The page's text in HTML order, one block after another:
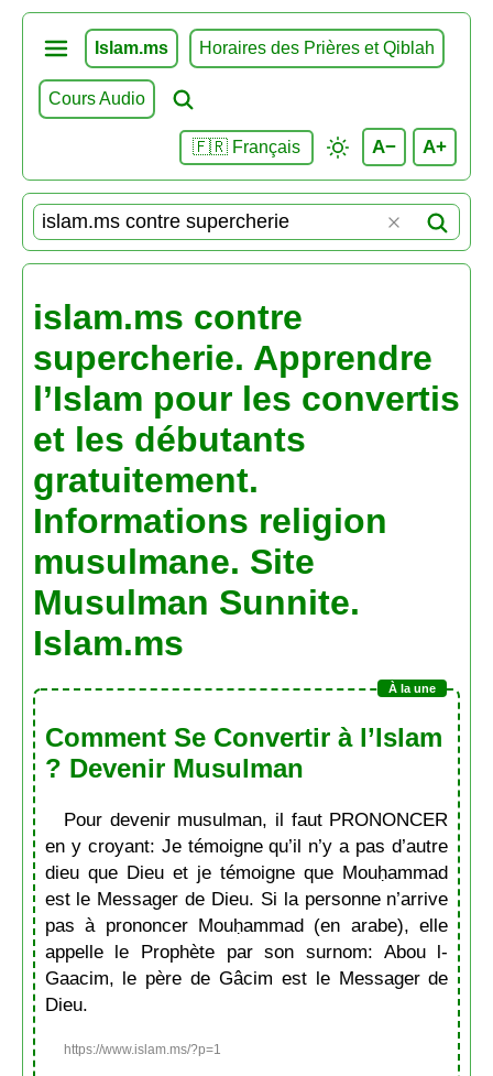
Islam.ms Horaires des Prières et Qiblah
Cours Audio
🇫🇷 Français A− A+
islam.ms contre
supercherie. Apprendre
l’Islam pour les convertis
et les débutants
gratuitement.
Informations religion
musulmane. Site
Musulman Sunnite.
Islam.ms
Comment Se Convertir à l’Islam
? Devenir Musulman
Pour devenir musulman, il faut PRONONCER
en y croyant: Je témoigne qu’il n’y a pas d’autre
dieu que Dieu et je témoigne que Mouḥammad
est le Messager de Dieu. Si la personne n’arrive
pas à prononcer Mouḥammad (en arabe), elle
appelle le Prophète par son surnom: Abou l-
Gaacim, le père de Gâcim est le Messager de
Dieu.
https://www.islam.ms/?p=1